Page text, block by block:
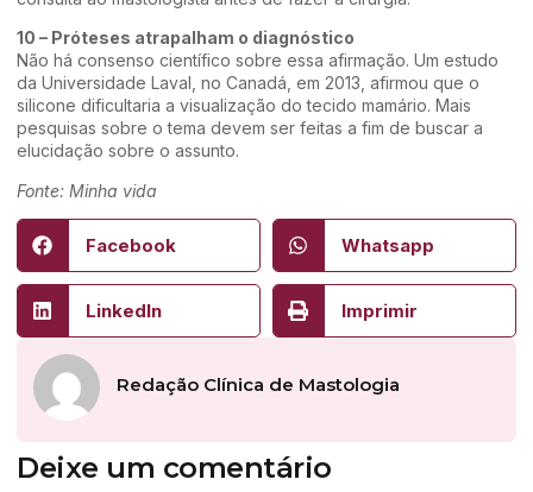
10 – Próteses atrapalham o diagnóstico
Não há consenso científico sobre essa afirmação. Um estudo
da Universidade Laval, no Canadá, em 2013, afirmou que o
silicone dificultaria a visualização do tecido mamário. Mais
pesquisas sobre o tema devem ser feitas a fim de buscar a
elucidação sobre o assunto.
Fonte: Minha vida
Facebook Whatsapp
LinkedIn Imprimir
Redação Clínica de Mastologia
Deixe um comentário